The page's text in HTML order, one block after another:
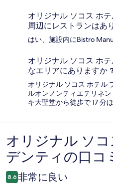
オリジナル ソコス ホ
周辺にレストランはあ
はい、施設内にBistro
オリジナル ソコス ホ
なエリアにありますか ?
オリジナル ソコス ホテル
ルオンノンティエテリネ
キ大聖堂から徒歩で 17 分ほ
口
コ
ミ
オリジナル ソ
デンティの口コ
8.6 非常に良い